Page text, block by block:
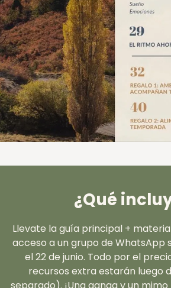
¿Qué
Llevate la guía principal +
acceso a un grupo de WhatsApp
el 22 de junio. Todo por el
recursos extra estarán luego
separado). ¡Una ganga y un